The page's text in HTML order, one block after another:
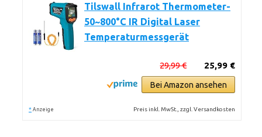
Tilswall Infrarot Thermometer-
50~800°C IR Digital Laser
Temperaturmessgerät
25,99 €
29,99 €
Bei Amazon ansehen
* Anzeige Preis inkl. MwSt., zzgl. Versandkosten